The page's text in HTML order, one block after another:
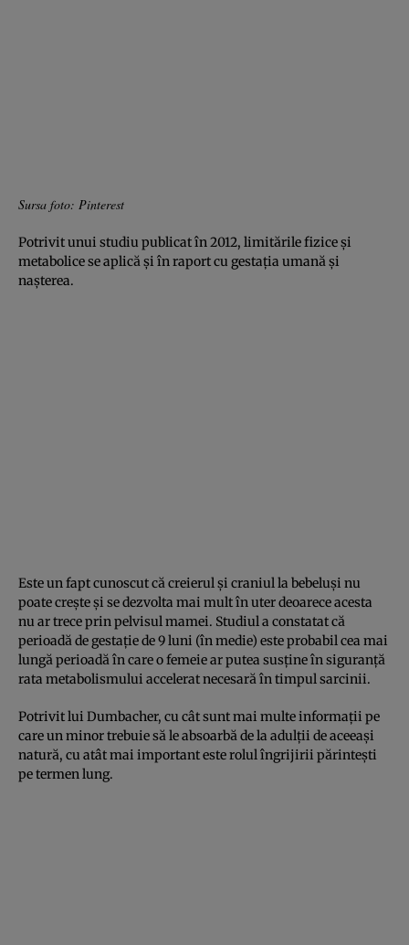
Sursa foto: Pinterest
Potrivit unui studiu publicat în 2012, limitările fizice şi
metabolice se aplică şi în raport cu gestaţia umană şi
naşterea.
Este un fapt cunoscut că creierul şi craniul la bebeluşi nu
poate creşte şi se dezvolta mai mult în uter deoarece acesta
nu ar trece prin pelvisul mamei. Studiul a constatat că
perioadă de gestaţie de 9 luni (în medie) este probabil cea mai
lungă perioadă în care o femeie ar putea susţine în siguranţă
rata metabolismului accelerat necesară în timpul sarcinii.
Potrivit lui Dumbacher, cu cât sunt mai multe informaţii pe
care un minor trebuie să le absoarbă de la adulţii de aceeaşi
natură, cu atât mai important este rolul îngrijirii părinteşti
pe termen lung.